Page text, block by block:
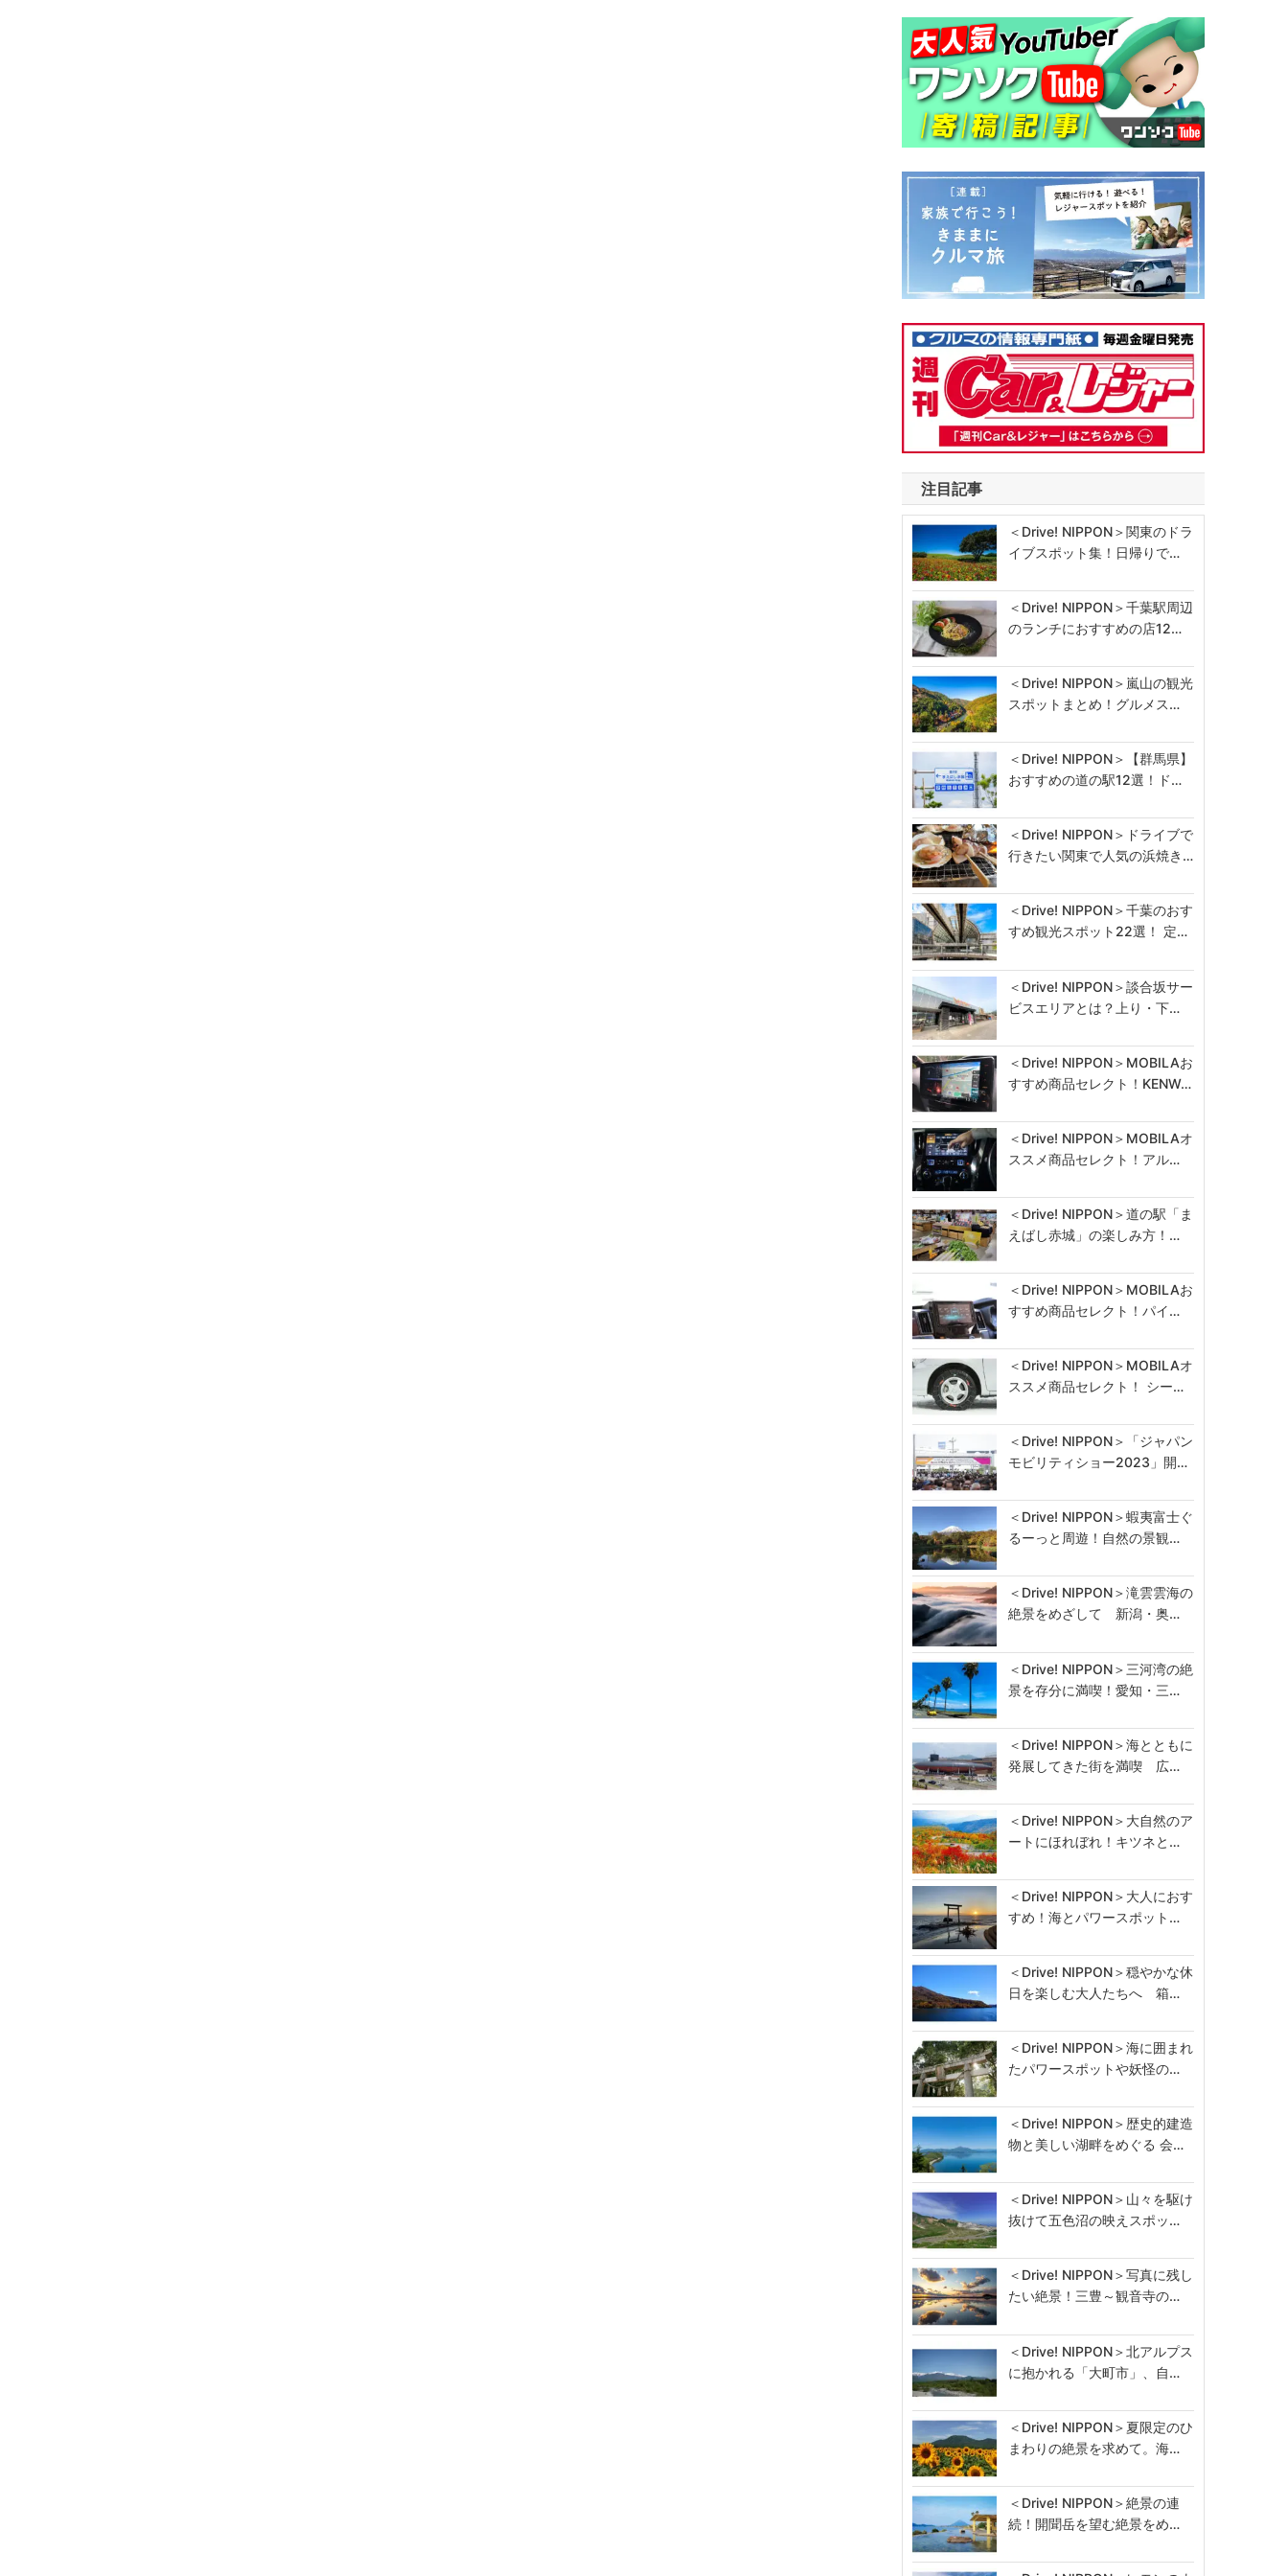
注目記事
＜Drive! NIPPON＞関東のドラ
イブスポット集！日帰りで…
＜Drive! NIPPON＞千葉駅周辺
のランチにおすすめの店12…
＜Drive! NIPPON＞嵐山の観光
スポットまとめ！グルメス…
＜Drive! NIPPON＞【群馬県】
おすすめの道の駅12選！ド…
＜Drive! NIPPON＞ドライブで
行きたい関東で人気の浜焼き…
＜Drive! NIPPON＞千葉のおす
すめ観光スポット22選！ 定…
＜Drive! NIPPON＞談合坂サー
ビスエリアとは？上り・下…
＜Drive! NIPPON＞MOBILAお
すすめ商品セレクト！KENW…
＜Drive! NIPPON＞MOBILAオ
ススメ商品セレクト！アル…
＜Drive! NIPPON＞道の駅「ま
えばし赤城」の楽しみ方！…
＜Drive! NIPPON＞MOBILAお
すすめ商品セレクト！パイ…
＜Drive! NIPPON＞MOBILAオ
ススメ商品セレクト！ シー…
＜Drive! NIPPON＞「ジャパン
モビリティショー2023」開…
＜Drive! NIPPON＞蝦夷富士ぐ
るーっと周遊！自然の景観…
＜Drive! NIPPON＞滝雲雲海の
絶景をめざして 新潟・奥…
＜Drive! NIPPON＞三河湾の絶
景を存分に満喫！愛知・三…
＜Drive! NIPPON＞海とともに
発展してきた街を満喫 広…
＜Drive! NIPPON＞大自然のア
ートにほれぼれ！キツネと…
＜Drive! NIPPON＞大人におす
すめ！海とパワースポット…
＜Drive! NIPPON＞穏やかな休
日を楽しむ大人たちへ 箱…
＜Drive! NIPPON＞海に囲まれ
たパワースポットや妖怪の…
＜Drive! NIPPON＞歴史的建造
物と美しい湖畔をめぐる 会…
＜Drive! NIPPON＞山々を駆け
抜けて五色沼の映えスポッ…
＜Drive! NIPPON＞写真に残し
たい絶景！三豊～観音寺の…
＜Drive! NIPPON＞北アルプス
に抱かれる「大町市」、自…
＜Drive! NIPPON＞夏限定のひ
まわりの絶景を求めて。海…
＜Drive! NIPPON＞絶景の連
続！開聞岳を望む絶景をめ…